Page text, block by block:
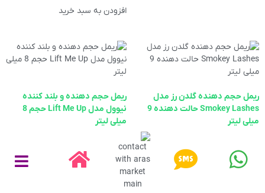
افزودن به سبد خرید
ریمل حجم دهنده گلدن رز مدل
Smokey Lashes حالت دهنده 9
میلی لیتر
افزودن به سبد خرید
ریمل حجم دهنده و بلند کننده
نیوول مدل Lift Me Up حجم 8
میلی لیتر
افزودن به سبد خرید